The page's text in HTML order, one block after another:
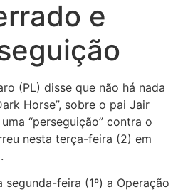
e
(PL) disse que não há nada
Horse”, sobre o pai Jair
“perseguição” contra o
nesta terça-feira (2) em
feira (1º) a Operação